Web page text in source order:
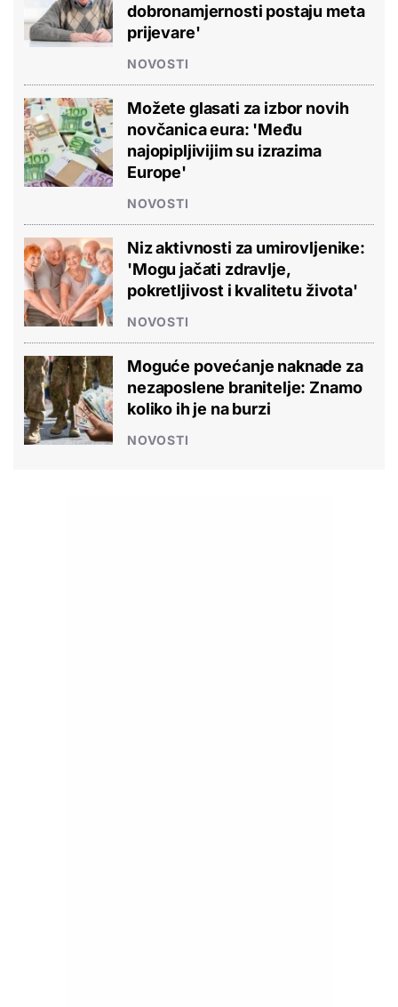
dobronamjernosti postaju meta
prijevare'
NOVOSTI
Možete glasati za izbor novih
novčanica eura: 'Među
najopipljivijim su izrazima
Europe'
NOVOSTI
Niz aktivnosti za umirovljenike:
'Mogu jačati zdravlje,
pokretljivost i kvalitetu života'
NOVOSTI
Moguće povećanje naknade za
nezaposlene branitelje: Znamo
koliko ih je na burzi
NOVOSTI